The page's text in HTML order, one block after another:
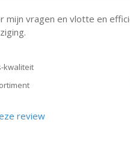
mijn vragen en vlotte en
kwaliteit
review